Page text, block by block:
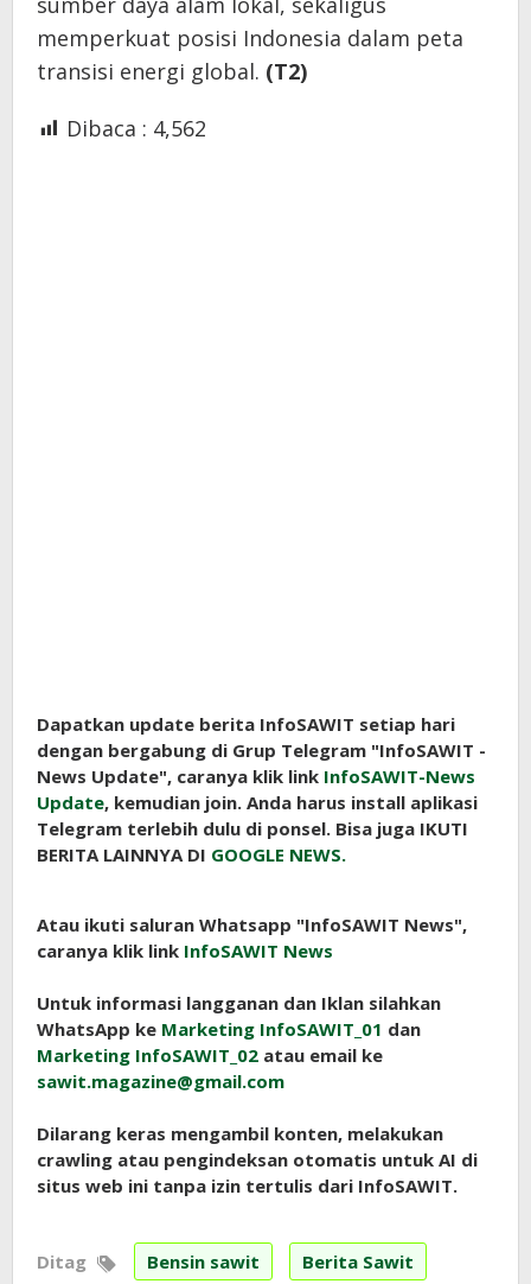
memperkuat posisi Indonesia dalam peta
transisi energi global. (T2)
Dibaca : 4,562
Dapatkan update berita InfoSAWIT setiap hari
dengan bergabung di Grup Telegram "InfoSAWIT -
News Update", caranya klik link InfoSAWIT-News
Update, kemudian join. Anda harus install aplikasi
Telegram terlebih dulu di ponsel. Bisa juga IKUTI
BERITA LAINNYA DI GOOGLE NEWS.
Atau ikuti saluran Whatsapp "InfoSAWIT News",
caranya klik link InfoSAWIT News
Untuk informasi langganan dan Iklan silahkan
WhatsApp ke Marketing InfoSAWIT_01 dan
Marketing InfoSAWIT_02 atau email ke
sawit.magazine@gmail.com
Dilarang keras mengambil konten, melakukan
crawling atau pengindeksan otomatis untuk AI di
situs web ini tanpa izin tertulis dari InfoSAWIT.
Ditag Bensin sawit Berita Sawit